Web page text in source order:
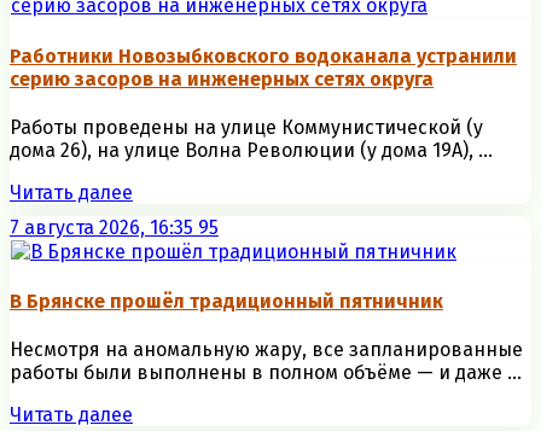
Работники Новозыбковского водоканала устранили
серию засоров на инженерных сетях округа
Работы проведены на улице Коммунистической (у
дома 26), на улице Волна Революции (у дома 19А), ...
Читать далее
7 августа 2026, 16:35 95
В Брянске прошёл традиционный пятничник
Несмотря на аномальную жару, все запланированные
работы были выполнены в полном объёме — и даже ...
Читать далее